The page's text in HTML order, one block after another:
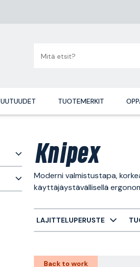
UUTUUDET TUOTEMERKIT
Knipex
Moderni valmistustapa,
käyttäjäystävällisellä
LAJITTELUPERUSTE
Back to work